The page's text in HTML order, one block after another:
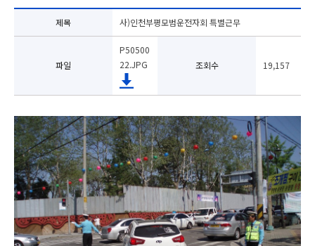
제목 사)인천부평모범운전자회 특별근무
파일
P50500
22.JPG
조회수 19,157